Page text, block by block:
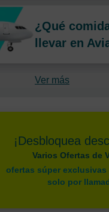
¿Qué
llevar en
Ver más
¡Desbloquea
Varios Ofertas de
ofertas súper
solo por